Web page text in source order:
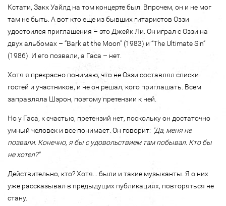
Кстати, Закк Уайлд на том концерте был. Впрочем, он и не мог
там не быть. А вот кто еще из бывших гитаристов Оззи
удостоился приглашения – это Джейк Ли. Он играл с Оззи на
двух альбомах – “Bark at the Moon” (1983) и “The Ultimate Sin”
(1986). И его позвали, а Гаса – нет.
Хотя я прекрасно понимаю, что не Оззи составлял списки
гостей и участников, и не он решал, кого приглашать. Всем
заправляла Шэрон, поэтому претензии к ней.
Но у Гаса, к счастью, претензий нет, поскольку он достаточно
умный человек и все понимает. Он говорит: "Да, меня не
позвали. Конечно, я бы с удовольствием там побывал. Кто бы
не хотел?"
Действительно, кто? Хотя... были и такие музыканты. Я о них
уже рассказывал в предыдущих публикациях, повторяться не
стану.